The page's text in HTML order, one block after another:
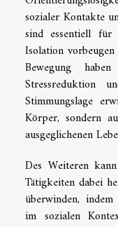
sozialer Kontakte
sind essentiell für
Isolation
Bewegung
Stressreduktion
Stimmungslage
Körper, sondern
ausgeglichenen
Des Weiteren
Tätigkeiten dabei
überwinden,
im sozialen